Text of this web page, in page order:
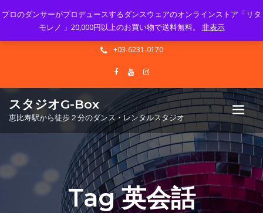
Mon - Sun 10.00 - 23.00
info@gbox-tango.com
+03-6231-0170
スタジオG-Box
恵比寿駅から徒歩２分のダンス・レンタルスタジオ
Tag 英会話
プロのダンサーがプロデュースするダンスウェアのオンラインストア「リタ
モレノ 」20,000円以上のお買い物で送料無料。 非表示